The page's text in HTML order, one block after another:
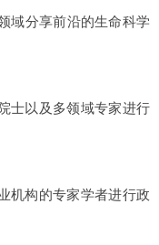
域分享前沿的生命科学
士以及多领域专家进行
机构的专家学者进行政